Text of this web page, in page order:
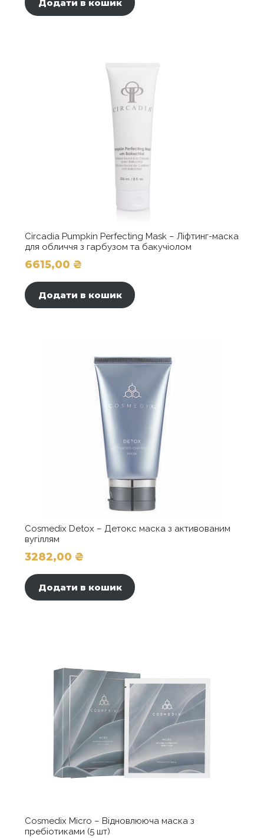
Додати в кошик
Circadia Pumpkin Perfecting Mask – Ліфтинг-маска
для обличчя з гарбузом та бакучіолом
6615,00 ₴
Додати в кошик
Cosmedix Detox – Детокс маска з активованим
вугіллям
3282,00 ₴
Додати в кошик
Cosmedix Micro – Відновлююча маска з
пребіотиками (5 шт)